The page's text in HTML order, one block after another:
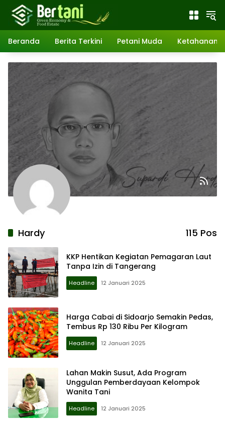
Langsung
konten
Beranda
Berita Terkini Petani Muda Ketahanan
Hardy 115 Pos
KKP Hentikan Kegiatan Pemagaran Laut
Tanpa Izin di Tangerang
Headline 12 Januari 2025
Harga Cabai di Sidoarjo Semakin Pedas,
Tembus Rp 130 Ribu Per Kilogram
Headline 12 Januari 2025
Lahan Makin Susut, Ada Program
Unggulan Pemberdayaan Kelompok
Wanita Tani
Headline 12 Januari 2025